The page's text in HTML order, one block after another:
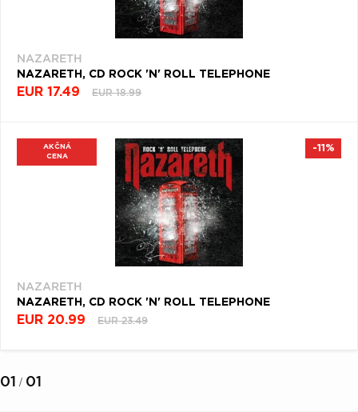
NAZARETH
NAZARETH, CD ROCK 'N' ROLL TELEPHONE
EUR 17.49 EUR 18.99
AKČNÁ
CENA
NAZARETH
NAZARETH, CD ROCK 'N' ROLL TELEPHONE
EUR 20.99 EUR 23.49
-11%
01 / 01